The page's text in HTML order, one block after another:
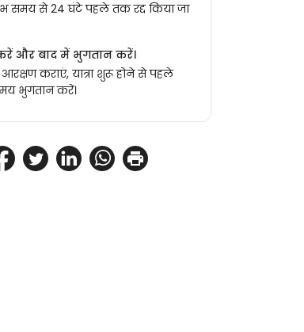
समय से 24 घंटे पहले तक रद्द किया जा
और बाद में भुगतान करें।
कराएं, यात्रा शुरू होने से पहले
भुगतान करें।